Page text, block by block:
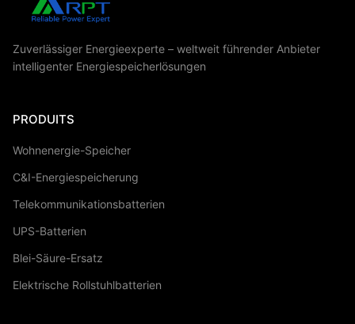
Zuverlässiger Energieexperte – weltweit führender Anbieter
intelligenter Energiespeicherlösungen
PRODUITS
Wohnenergie-Speicher
C&I-Energiespeicherung
Telekommunikationsbatterien
UPS-Batterien
Blei-Säure-Ersatz
Elektrische Rollstuhlbatterien